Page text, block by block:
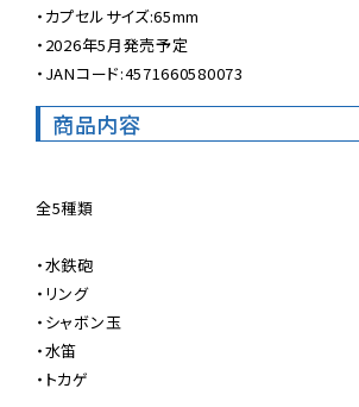
・カプセルサイズ:65mm
・2026年5月発売予定
・JANコード:4571660580073
商品内容
全5種類
・水鉄砲
・リング
・シャボン玉
・水笛
・トカゲ